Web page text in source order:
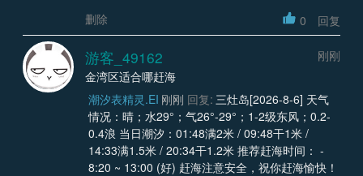
删除
0 回复
游客_49162
刚刚
金湾区适合哪赶海
潮汐表精灵.EI 刚刚 回复: 三灶岛[2026-8-6] 天气
情况：晴；水29°；气26°-29°；1-2级东风；0.2-
0.4浪 当日潮汐：01:48满2米 / 09:48干1米 /
14:33满1.5米 / 20:34干1.2米 推荐赶海时间： -
8:20 ~ 13:00 (好) 赶海注意安全，祝你赶海愉快！